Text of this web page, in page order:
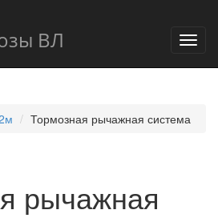
ВЛ
Тормозная рычажная система
рычажная